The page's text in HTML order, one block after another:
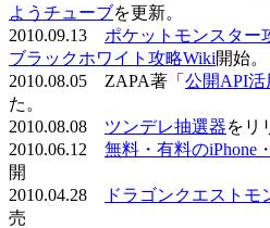
ようチューブを更新。
2010.09.13 ポケットモンスター
ブラックホワイト攻略Wiki開始。
2010.08.05 ZAPA著「 公開API活
た。
2010.08.08 ツンデレ抽選器をリ
2010.06.12 無料・有料のiPhone
開
2010.04.28
ドラゴンクエストモ
売